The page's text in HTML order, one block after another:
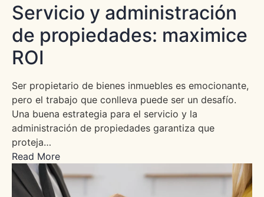
Servicio y administración
de propiedades: maximice
ROI
Ser propietario de bienes inmuebles es emocionante,
pero el trabajo que conlleva puede ser un desafío.
Una buena estrategia para el servicio y la
administración de propiedades garantiza que
proteja…
Read More